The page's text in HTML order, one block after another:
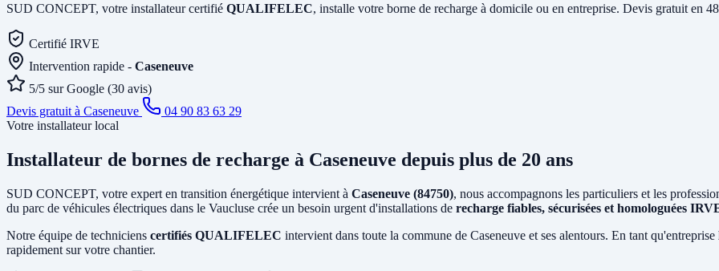
SUD CONCEPT, votre installateur certifié QUALIFELEC, installe votre borne de recharge à domicile ou en entreprise. Devis gratuit en
Certifié IRVE
Intervention rapide - Caseneuve
5/5 sur Google (30 avis)
Devis gratuit à Caseneuve
04 90 83 63 29
Votre installateur local
Installateur de bornes de recharge à Caseneuve depuis plus de 20 ans
SUD CONCEPT, votre expert en transition énergétique intervient à Caseneuve (84750), nous accompagnons les particuliers et les
du parc de véhicules électriques dans le Vaucluse crée un besoin urgent d'installations de recharge fiables, sécurisées et homologuées
Notre équipe de techniciens certifiés QUALIFELEC intervient dans toute la commune de Caseneuve et ses alentours. En tant qu'entreprise
rapidement sur votre chantier.